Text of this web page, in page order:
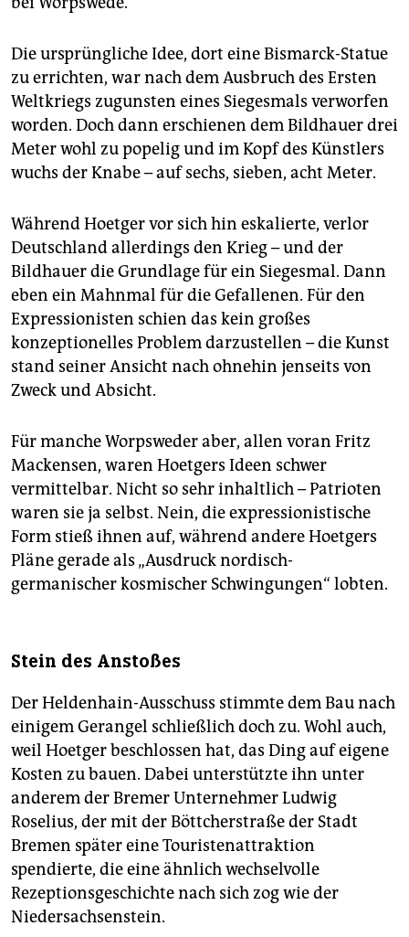
Die ursprüngliche Idee, dort eine Bismarck-Statue
zu errichten, war nach dem Ausbruch des Ersten
Weltkriegs zugunsten eines Siegesmals verworfen
worden. Doch dann erschienen dem Bildhauer drei
Meter wohl zu popelig und im Kopf des Künstlers
wuchs der Knabe – auf sechs, sieben, acht Meter.
Während Hoetger vor sich hin eskalierte, verlor
Deutschland allerdings den Krieg – und der
Bildhauer die Grundlage für ein Siegesmal. Dann
eben ein Mahnmal für die Gefallenen. Für den
Expressionisten schien das kein großes
konzeptionelles Problem darzustellen – die Kunst
stand seiner Ansicht nach ohnehin jenseits von
Zweck und Absicht.
Für manche Worpsweder aber, allen voran Fritz
Mackensen, waren Hoetgers Ideen schwer
vermittelbar. Nicht so sehr inhaltlich – Patrioten
waren sie ja selbst. Nein, die expressionistische
Form stieß ihnen auf, während andere Hoetgers
Pläne gerade als „Ausdruck nordisch-
germanischer kosmischer Schwingungen“ lobten.
Stein des Anstoßes
Der Heldenhain-Ausschuss stimmte dem Bau nach
einigem Gerangel schließlich doch zu. Wohl auch,
weil Hoetger beschlossen hat, das Ding auf eigene
Kosten zu bauen. Dabei unterstützte ihn unter
anderem der Bremer Unternehmer Ludwig
Roselius, der mit der Böttcherstraße der Stadt
Bremen später eine Touristenattraktion
spendierte, die eine ähnlich wechselvolle
Rezeptionsgeschichte nach sich zog wie der
Niedersachsenstein.